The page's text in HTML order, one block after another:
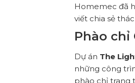
Homemec đã
viết chia sẻ
Phào chỉ
Dự án The
những công
phào chỉ trang